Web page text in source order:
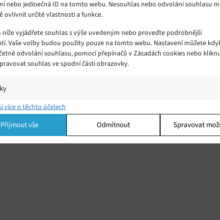
nebo jedinečná ID na tomto webu. Nesouhlas nebo odvolání souhlasu
ovlivnit určité vlastnosti a funkce.
vyjádřete souhlas s výše uvedeným nebo proveďte podrobnější
Vaše volby budou použity pouze na tomto webu. Nastavení můžete
odvolání souhlasu, pomocí přepínačů v Zásadách cookies nebo
souhlas ve spodní části obrazovky.
a/nebo přístup k informacím v zařízení, Porozumění publiku
kombinací údajů z různých zdrojů.
více o těchto účelech
Přijmout vše Odmítnout Spravovat